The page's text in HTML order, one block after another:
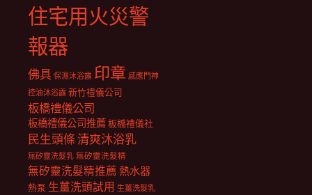
住宅用火災警
報器
佛具 保濕沐浴露 印章 感應門神
控油沐浴露 新竹禮儀公司
板橋禮儀公司
板橋禮儀公司推薦板橋禮儀社
民生頭條清爽沐浴乳
無矽靈洗髮乳 無矽靈洗髮精
無矽靈洗髮精推薦 熱水器
熱泵 生薑洗頭試用 生薑洗髮乳